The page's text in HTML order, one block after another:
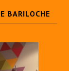
BARILOCHE